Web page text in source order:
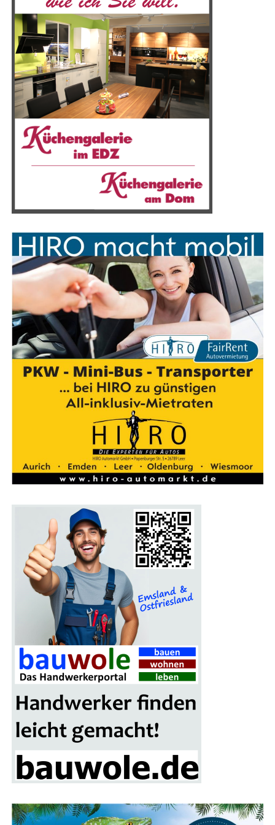
sen, pro­fi­tie­ren von den kos­ten­frei­en Park­mög­lich­kei­
ten direkt an der Emslandhalle.
Anzeige
Ein Pro­gramm für die gan­ze Familie
Auch Fami­li­en kom­men auf der Bau­mes­se Lin­gen auf
ihre Kos­ten. Für Kin­der gibt es an vie­len Stän­den spe­zi­
el­le Attrak­tio­nen, die den Mes­se­be­such unter­halt­sam
gestal­ten. Das Mes­se­re­stau­rant lädt zu einer Pau­se ein,
bei der sich die Besu­cher für den wei­te­ren Rund­gang
stär­ken können.
Ein wei­te­res High­light der Mes­se ist das gro­ße Gewinn­
spiel, bei dem ein schi­cker Mitsu­bi­shi Colt als Haupt­ge­
winn winkt. Alle Besu­cher erhal­ten mit ihrer Ein­tritts­
kar­te einen Teil­nah­me-Cou­pon, der in die Los­box auf
dem Mes­se­ge­län­de ein­ge­wor­fen wer­den kann. Die Ver­lo­
sung des Haupt­prei­ses erfolgt am Ende der Bau­mes­se-
Sai­son im nächs­ten Frühjahr.
Fokus auf Pho­to­vol­ta­ik und Solaranlagen
Ein beson­de­rer Schwer­punkt der Bau­mes­se Lin­gen liegt
auf alter­na­ti­ven Ener­gie­quel­len, ins­be­son­de­re Pho­to­